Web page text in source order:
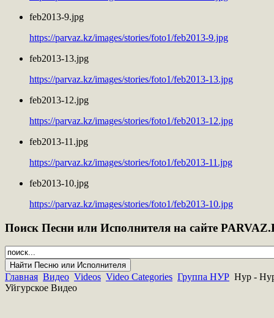
feb2013-9.jpg
https://parvaz.kz/images/stories/foto1/feb2013-9.jpg
feb2013-13.jpg
https://parvaz.kz/images/stories/foto1/feb2013-13.jpg
feb2013-12.jpg
https://parvaz.kz/images/stories/foto1/feb2013-12.jpg
feb2013-11.jpg
https://parvaz.kz/images/stories/foto1/feb2013-11.jpg
feb2013-10.jpg
https://parvaz.kz/images/stories/foto1/feb2013-10.jpg
Поиск Песни или Исполнителя на сайте
Главная Видео Videos Video Categories Группа НУР Нур -
Уйгурское Видео